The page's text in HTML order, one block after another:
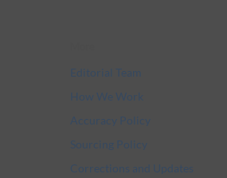
Editorial Team
How We Work
Accuracy Policy
Sourcing Policy
Corrections and Updates